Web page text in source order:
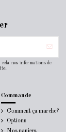
nos informations de
Commande
Comment ça marche?
Options